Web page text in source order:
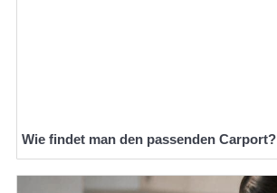
Wie findet man den passenden Carport?